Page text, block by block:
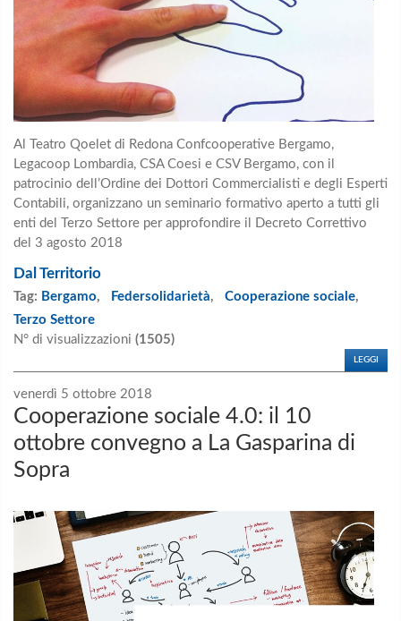
Al Teatro Qoelet di Redona Confcooperative Bergamo,
Legacoop Lombardia, CSA Coesi e CSV Bergamo, con il
patrocinio dell’Ordine dei Dottori Commercialisti e degli Esperti
Contabili, organizzano un seminario formativo aperto a tutti gli
enti del Terzo Settore per approfondire il Decreto Correttivo
del 3 agosto 2018
Dal Territorio
Tag: Bergamo, Federsolidarietà, Cooperazione sociale,
Terzo Settore
N° di visualizzazioni (1505)
LEGGI
venerdì 5 ottobre 2018
Cooperazione sociale 4.0: il 10
ottobre convegno a La Gasparina di
Sopra